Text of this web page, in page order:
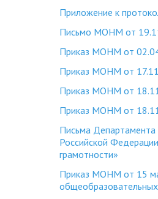
Приложение к
Письмо МОНМ от
Приказ МОНМ от
Приказ МОНМ от
Приказ МОНМ от
Приказ МОНМ от
Письма Департамента
Российской
грамотности»
Приказ МОНМ от 15